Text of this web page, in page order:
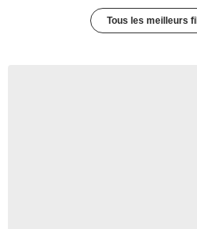
Tous les meilleurs